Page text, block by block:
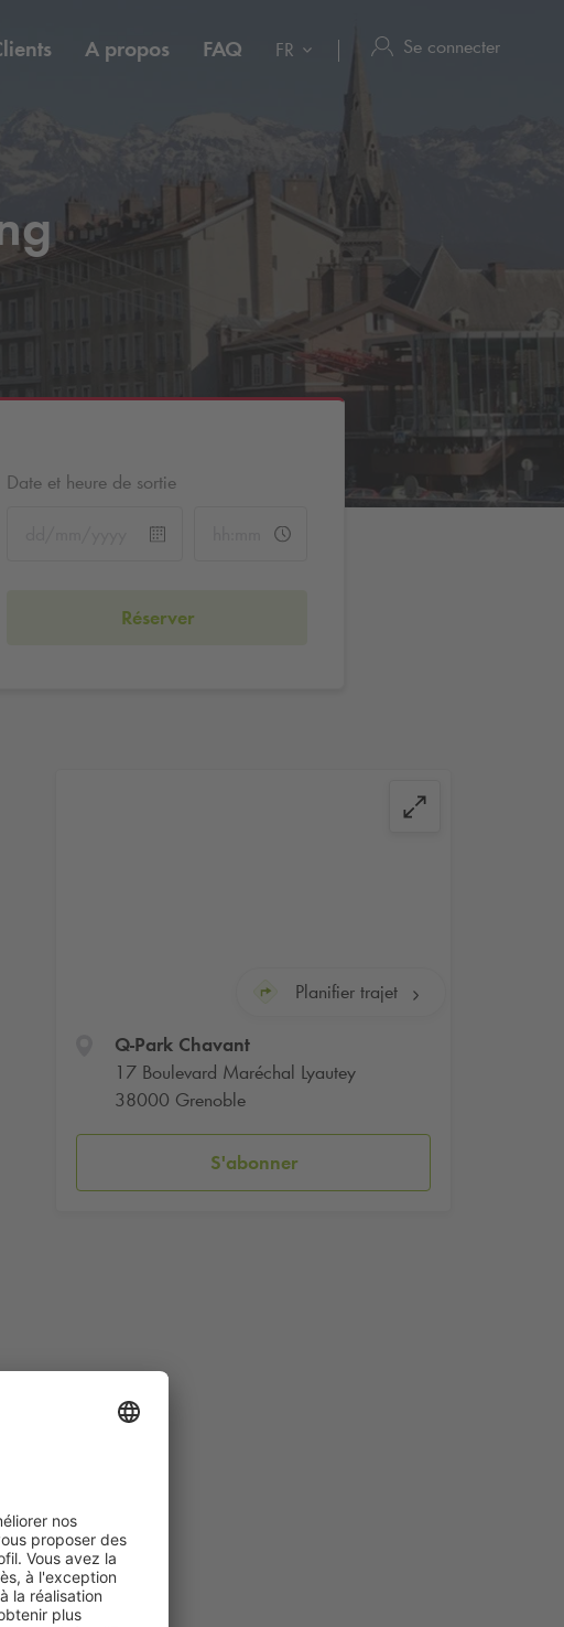
A propos FAQ FR Se connecter
Date et heure de sortie
Réserver
Planifier trajet
Q-ParkChavant
17 Boulevard Maréchal Lyautey
38000 Grenoble
S'abonner